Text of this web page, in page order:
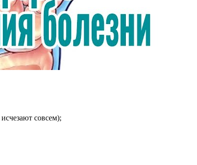
совсем);